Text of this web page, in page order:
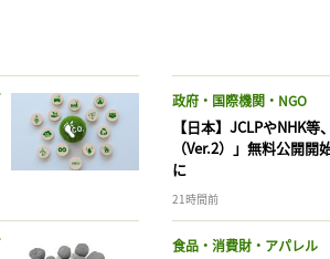
政府・国際機関・NGO
【日本】JCLPやNHK
（Ver.2）」無料公開
に
21時間前
食品・消費財・アパレル